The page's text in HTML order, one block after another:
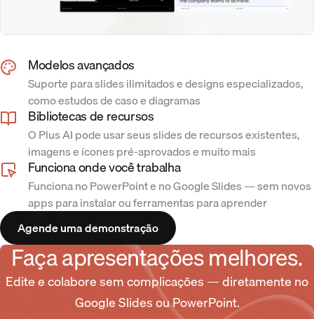
Modelos avançados
Suporte para slides ilimitados e designs especializados,
como estudos de caso e diagramas
Bibliotecas de recursos
O Plus AI pode usar seus slides de recursos existentes,
imagens e ícones pré-aprovados e muito mais
Funciona onde você trabalha
Funciona no PowerPoint e no Google Slides — sem novos
apps para instalar ou ferramentas para aprender
Agende uma demonstração
Faça apresentações melhores.
Edite e colabore sem complicações — diretamente no
Google Slides ou PowerPoint.